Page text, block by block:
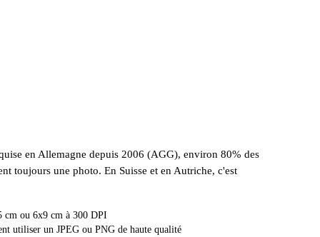
en Allemagne depuis 2006 (AGG), environ 80% des
toujours une photo. En Suisse et en Autriche, c'est
cm ou 6x9 cm à 300 DPI
utiliser un JPEG ou PNG de haute qualité